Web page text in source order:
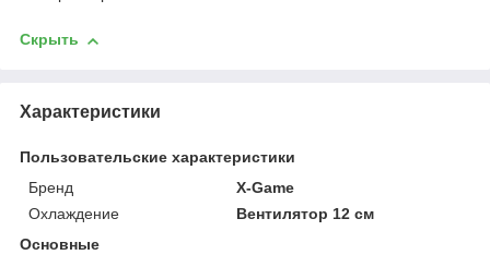
Скрыть
Характеристики
Пользовательские характеристики
Бренд
X-Game
Охлаждение
Вентилятор 12 см
Основные